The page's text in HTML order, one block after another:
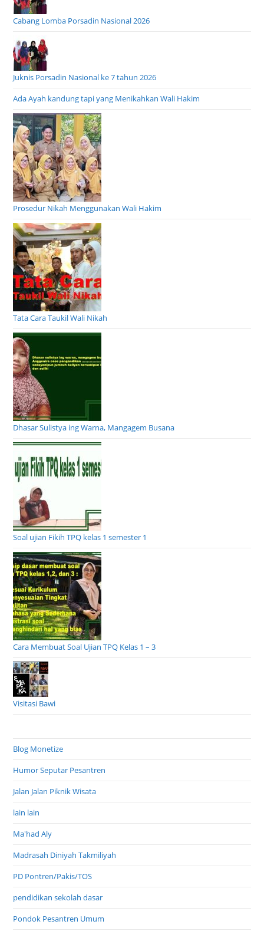
Cabang Lomba Porsadin Nasional 2026
Juknis Porsadin Nasional ke 7 tahun 2026
Ada Ayah kandung tapi yang Menikahkan Wali Hakim
Prosedur Nikah Menggunakan Wali Hakim
Tata Cara Taukil Wali Nikah
Dhasar Sulistya ing Warna, Mangagem Busana
Soal ujian Fikih TPQ kelas 1 semester 1
Cara Membuat Soal Ujian TPQ Kelas 1 – 3
Visitasi Bawi
Blog Monetize
Humor Seputar Pesantren
Jalan Jalan Piknik Wisata
lain lain
Ma'had Aly
Madrasah Diniyah Takmiliyah
PD Pontren/Pakis/TOS
pendidikan sekolah dasar
Pondok Pesantren Umum